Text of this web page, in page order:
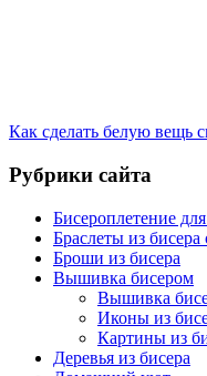
Как сделать белую вещь
Рубрики сайта
Бисероплетение
Браслеты из
Броши из бисера
Вышивка бисером
Вышивка
Иконы из
Картины из
Деревья из бисера